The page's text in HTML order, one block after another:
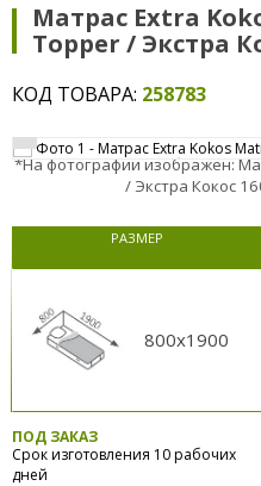
Матрас Extra
Topper / Экстра
КОД ТОВАРА: 258783
*На фотографии изображен:
/ Экстра Кокос
РАЗМЕР
800x1900
ПОД ЗАКАЗ
Срок изготовления 10 рабочих
дней